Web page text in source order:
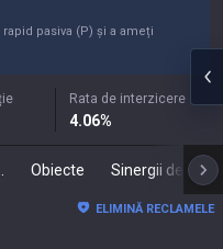
pasiva (P) și a ameți
Rata de interzicere
4.06%
Obiecte
ELIMINĂ RECLAMELE